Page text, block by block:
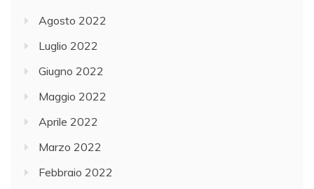
Agosto 2022
Luglio 2022
Giugno 2022
Maggio 2022
Aprile 2022
Marzo 2022
Febbraio 2022